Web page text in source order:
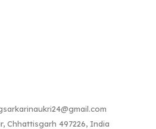
Chhattisgarh 497226, India